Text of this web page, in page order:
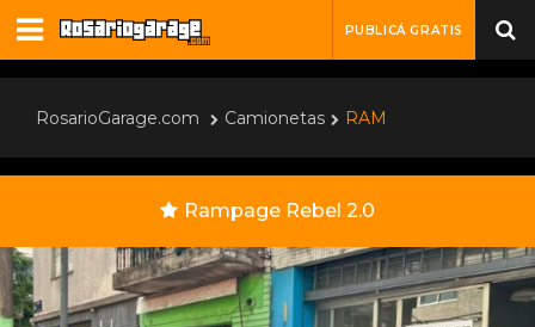
PUBLICÁ GRATIS
RosarioGarage.com Camionetas RAM
Rampage Rebel 2.0